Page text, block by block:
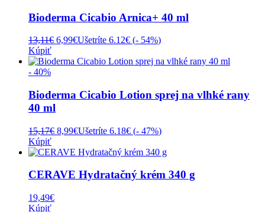
Bioderma Cicabio Arnica+ 40 ml
13,11€ Pôvodná
bola:
6,99€Aktuálna
je:
Ušetríte 6.12€ (- 54%)
Kúpiť
- 40%
Bioderma Cicabio Lotion sprej na vlhké rany
40 ml
15,17€ Pôvodná
bola:
8,99€Aktuálna
je:
Ušetríte 6.18€ (- 47%)
Kúpiť
CERAVE Hydratačný krém 340 g
19,49€
Kúpiť